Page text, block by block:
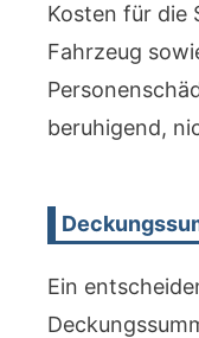
Kosten für die
Fahrzeug
beruhigend,
Ein